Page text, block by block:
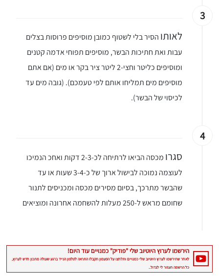
3
לאותו הסיר בלי לשטוף כמובן מוסיפים פרוסות בצלים
עבות ואת חתיכות הבשר, מוסיפים תפוחי אדמה קטנים
ומוסיפים כליטר וחצי-2 ליטר ציר בקר או מים (אם אתם
מוסיפים מים תמליחו אותם לפי טעמכם). (גובה מים עד
לכיסוי של הבשר).
4
סגרו
מכסה הביאו לרתיחה לכ-2-3 דקות ואחכ הנמיכו
לעוצמה נמוכה לבישול ארוך של כ-3-4 שעות או עד
שהבשר מתרכך, בסיום מסירים מכסה ומכניסים לתנור
שחומם מראש ל-250 מעלות להשחמה אחרונה ומוציאים